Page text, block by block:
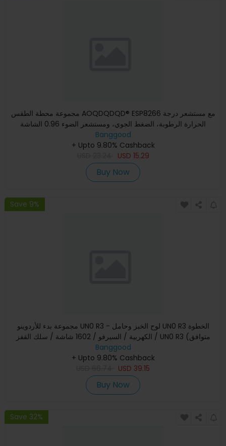
مجموعة محطة الطقس AOQDQDQD® ESP8266 مع مستشعر درجة
الحرارة الرطوبة، الضغط الجوي، ومستشعر الضوء 0.96 الشاشة
لواجهة برمجة
Banggood
+ Upto 9.80% Cashback
USD 15.29
Buy Now
Save 9%
مجموعة بدء للأردوينو UN0 R3 - لوح الخبز وحامل UN0 R3 الخطوة
الكهربية / السيرفو / 1602 شاشة / سلك القفز / UN0 R3 (متوافق
Banggood
+ Upto 9.80% Cashback
USD 39.15
Buy Now
Save 32%